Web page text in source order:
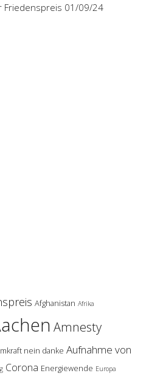
Friedenspreis 01/09/24
Afghanistan Afrika
Amnesty
nein danke Aufnahme von
Corona Energiewende Europa